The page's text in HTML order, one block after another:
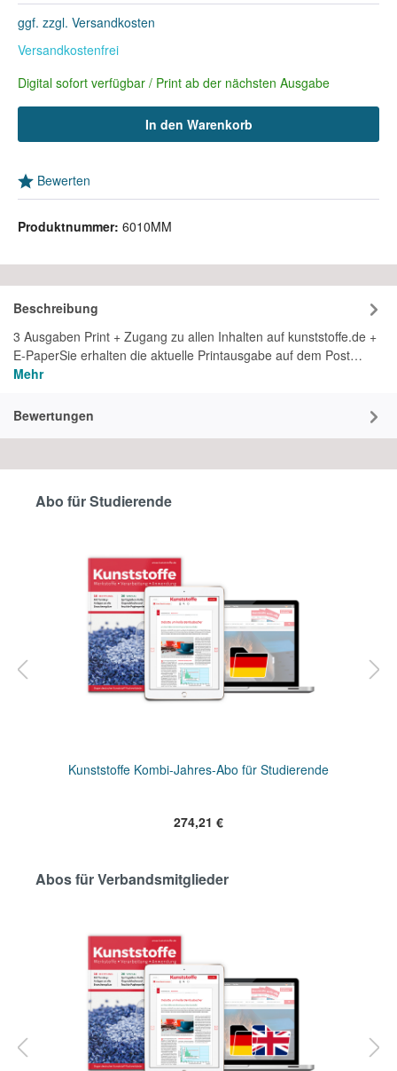
ggf. zzgl. Versandkosten
Versandkostenfrei
Digital sofort verfügbar / Print ab der nächsten Ausgabe
In den Warenkorb
Bewerten
Produktnummer: 6010MM
Beschreibung
3 Ausgaben Print + Zugang zu allen Inhalten auf kunststoffe.de +
E-PaperSie erhalten die aktuelle Printausgabe auf dem Post…
Mehr
Bewertungen
Abo für Studierende
Kunststoffe Kombi-Jahres-Abo für Studierende
274,21 €
Abos für Verbandsmitglieder